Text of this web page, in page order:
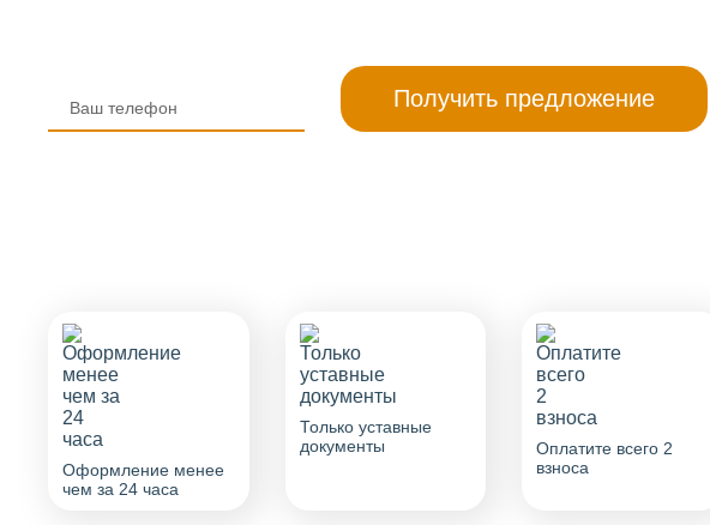
Оформление менее
чем за 24 часа
Только уставные
документы
Оплатите всего 2
взноса